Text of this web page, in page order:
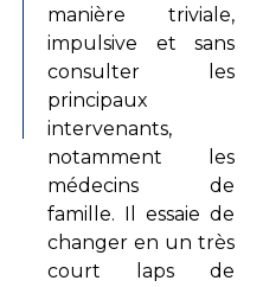
manière triviale,
impulsive et sans
consulter les
principaux
intervenants,
notamment les
médecins de
famille. Il essaie de
changer en un très
court laps de